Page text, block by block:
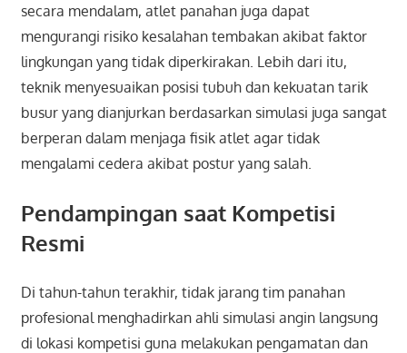
secara mendalam, atlet panahan juga dapat
mengurangi risiko kesalahan tembakan akibat faktor
lingkungan yang tidak diperkirakan. Lebih dari itu,
teknik menyesuaikan posisi tubuh dan kekuatan tarik
busur yang dianjurkan berdasarkan simulasi juga sangat
berperan dalam menjaga fisik atlet agar tidak
mengalami cedera akibat postur yang salah.
Pendampingan saat Kompetisi
Resmi
Di tahun-tahun terakhir, tidak jarang tim panahan
profesional menghadirkan ahli simulasi angin langsung
di lokasi kompetisi guna melakukan pengamatan dan